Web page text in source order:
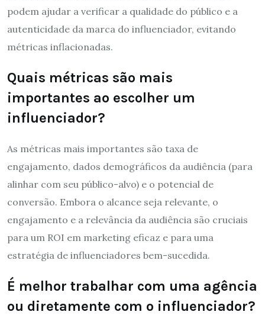
podem ajudar a verificar a qualidade do público e a
autenticidade da marca do influenciador, evitando
métricas inflacionadas.
Quais métricas são mais
importantes ao escolher um
influenciador?
As métricas mais importantes são taxa de
engajamento, dados demográficos da audiência (para
alinhar com seu público-alvo) e o potencial de
conversão. Embora o alcance seja relevante, o
engajamento e a relevância da audiência são cruciais
para um ROI em marketing eficaz e para uma
estratégia de influenciadores bem-sucedida.
É melhor trabalhar com uma agência
ou diretamente com o influenciador?